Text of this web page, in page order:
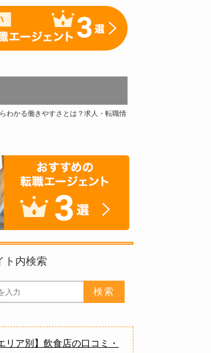
わかる働きやすさとは？求人・転職情
ト内検索
リア別】飲食店の口コミ・